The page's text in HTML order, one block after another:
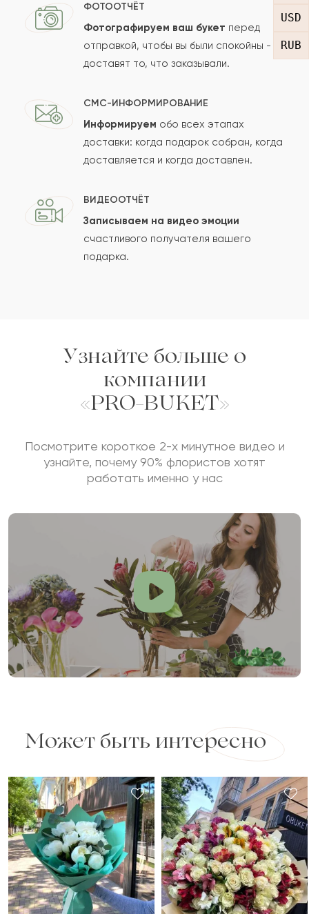
USD
RUB
Сколько будет
Отзыв будет опубликован после проверки.
Проверяем на спам.
ФОТООТЧЁТ
Фотографируем ваш букет перед
отправкой, чтобы вы были спокойны -
доставят то, что заказывали.
СМС-ИНФОРМИРОВАНИЕ
Информируем обо всех этапах
доставки: когда подарок собран, когда
доставляется и когда доставлен.
ВИДЕООТЧЁТ
Записываем на видео эмоции
счастливого получателя вашего
подарка.
Узнайте больше о
компании
«PRO-BUKET»
Посмотрите короткое 2-х минутное видео и
узнайте, почему 90% флористов хотят
работать именно у нас
Может быть интересно